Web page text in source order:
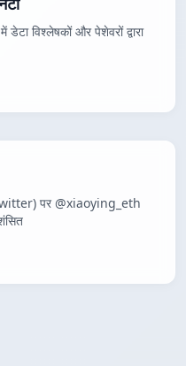
विश्लेषकों और पेशेवरों द्वारा
पर @xiaoying_eth